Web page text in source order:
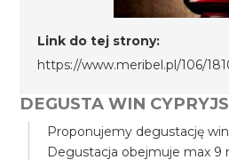
Link do tej strony:
https://www.meribel.pl/106/
DEGUSTA WIN
Proponujemy degustację
Degustacja obejmuje max 9